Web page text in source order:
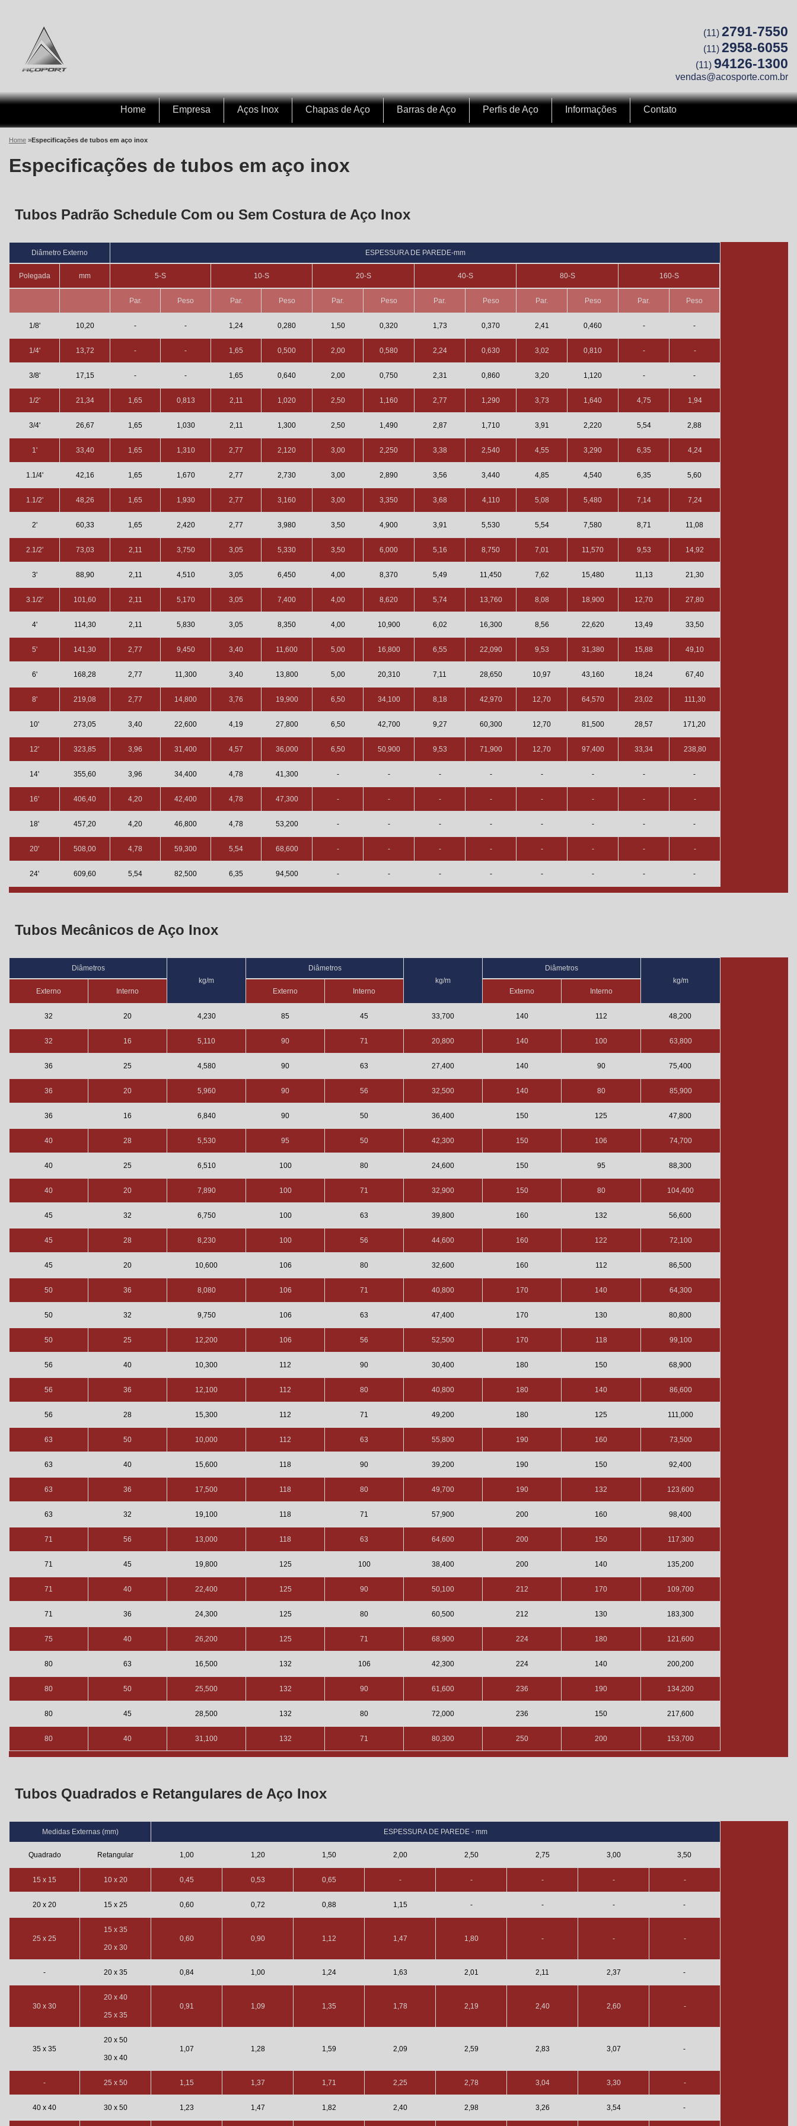
(11) 2791-7550
(11) 2958-6055
(11) 94126-1300
vendas@acosporte.com.br
Home Empresa Aços Inox Chapas de Aço Barras de Aço Perfis de Aço Informações Contato
Home »Especificações de tubos em aço inox
Especificações de tubos em aço inox
Tubos Padrão Schedule Com ou Sem Costura de Aço Inox
Diâmetro Externo ESPESSURA DE PAREDE-mm
Polegada mm 5-S 10-S 20-S 40-S 80-S 160-S
Par. Peso Par. Peso Par. Peso Par. Peso Par. Peso Par. Peso
1/8' 10,20 - - 1,24 0,280 1,50 0,320 1,73 0,370 2,41 0,460 - -
1/4' 13,72 - - 1,65 0,500 2,00 0,580 2,24 0,630 3,02 0,810 - -
3/8' 17,15 - - 1,65 0,640 2,00 0,750 2,31 0,860 3,20 1,120 - -
1/2' 21,34 1,65 0,813 2,11 1,020 2,50 1,160 2,77 1,290 3,73 1,640 4,75 1,94
3/4' 26,67 1,65 1,030 2,11 1,300 2,50 1,490 2,87 1,710 3,91 2,220 5,54 2,88
1' 33,40 1,65 1,310 2,77 2,120 3,00 2,250 3,38 2,540 4,55 3,290 6,35 4,24
1.1/4' 42,16 1,65 1,670 2,77 2,730 3,00 2,890 3,56 3,440 4,85 4,540 6,35 5,60
1.1/2' 48,26 1,65 1,930 2,77 3,160 3,00 3,350 3,68 4,110 5,08 5,480 7,14 7,24
2' 60,33 1,65 2,420 2,77 3,980 3,50 4,900 3,91 5,530 5,54 7,580 8,71 11,08
2.1/2' 73,03 2,11 3,750 3,05 5,330 3,50 6,000 5,16 8,750 7,01 11,570 9,53 14,92
3' 88,90 2,11 4,510 3,05 6,450 4,00 8,370 5,49 11,450 7,62 15,480 11,13 21,30
3.1/2' 101,60 2,11 5,170 3,05 7,400 4,00 8,620 5,74 13,760 8,08 18,900 12,70 27,80
4' 114,30 2,11 5,830 3,05 8,350 4,00 10,900 6,02 16,300 8,56 22,620 13,49 33,50
5' 141,30 2,77 9,450 3,40 11,600 5,00 16,800 6,55 22,090 9,53 31,380 15,88 49,10
6' 168,28 2,77 11,300 3,40 13,800 5,00 20,310 7,11 28,650 10,97 43,160 18,24 67,40
8' 219,08 2,77 14,800 3,76 19,900 6,50 34,100 8,18 42,970 12,70 64,570 23,02 111,30
10' 273,05 3,40 22,600 4,19 27,800 6,50 42,700 9,27 60,300 12,70 81,500 28,57 171,20
12' 323,85 3,96 31,400 4,57 36,000 6,50 50,900 9,53 71,900 12,70 97,400 33,34 238,80
14' 355,60 3,96 34,400 4,78 41,300 - - - - - - - -
16' 406,40 4,20 42,400 4,78 47,300 - - - - - - - -
18' 457,20 4,20 46,800 4,78 53,200 - - - - - - - -
20' 508,00 4,78 59,300 5,54 68,600 - - - - - - - -
24' 609,60 5,54 82,500 6,35 94,500 - - - - - - - -
Tubos Mecânicos de Aço Inox
Diâmetros
kg/m
Diâmetros
kg/m
Diâmetros
kg/m
Externo
Interno Externo Interno Externo Interno
32 20 4,230 85 45 33,700 140 112 48,200
32 16 5,110 90 71 20,800 140 100 63,800
36 25 4,580 90 63 27,400 140 90 75,400
36 20 5,960 90 56 32,500 140 80 85,900
36 16 6,840 90 50 36,400 150 125 47,800
40 28 5,530 95 50 42,300 150 106 74,700
40 25 6,510 100 80 24,600 150 95 88,300
40 20 7,890 100 71 32,900 150 80 104,400
45 32 6,750 100 63 39,800 160 132 56,600
45 28 8,230 100 56 44,600 160 122 72,100
45 20 10,600 106 80 32,600 160 112 86,500
50 36 8,080 106 71 40,800 170 140 64,300
50 32 9,750 106 63 47,400 170 130 80,800
50 25 12,200 106 56 52,500 170 118 99,100
56 40 10,300 112 90 30,400 180 150 68,900
56 36 12,100 112 80 40,800 180 140 86,600
56 28 15,300 112 71 49,200 180 125 111,000
63 50 10,000 112 63 55,800 190 160 73,500
63 40 15,600 118 90 39,200 190 150 92,400
63 36 17,500 118 80 49,700 190 132 123,600
63 32 19,100 118 71 57,900 200 160 98,400
71 56 13,000 118 63 64,600 200 150 117,300
71 45 19,800 125 100 38,400 200 140 135,200
71 40 22,400 125 90 50,100 212 170 109,700
71 36 24,300 125 80 60,500 212 130 183,300
75 40 26,200 125 71 68,900 224 180 121,600
80 63 16,500 132 106 42,300 224 140 200,200
80 50 25,500 132 90 61,600 236 190 134,200
80 45 28,500 132 80 72,000 236 150 217,600
80 40 31,100 132 71 80,300 250 200 153,700
Tubos Quadrados e Retangulares de Aço Inox
Medidas Externas (mm) ESPESSURA DE PAREDE - mm
Quadrado Retangular 1,00 1,20 1,50 2,00 2,50 2,75 3,00 3,50
15 x 15 10 x 20 0,45 0,53 0,65 - - - - -
20 x 20 15 x 25 0,60 0,72 0,88 1,15 - - - -
25 x 25
15 x 35
20 x 30
0,60 0,90 1,12 1,47 1,80 - - -
- 20 x 35 0,84 1,00 1,24 1,63 2,01 2,11 2,37 -
30 x 30
20 x 40
25 x 35
0,91 1,09 1,35 1,78 2,19 2,40 2,60 -
35 x 35
20 x 50
30 x 40
1,07 1,28 1,59 2,09 2,59 2,83 3,07 -
- 25 x 50 1,15 1,37 1,71 2,25 2,78 3,04 3,30 -
40 x 40 30 x 50 1,23 1,47 1,82 2,40 2,98 3,26 3,54 -